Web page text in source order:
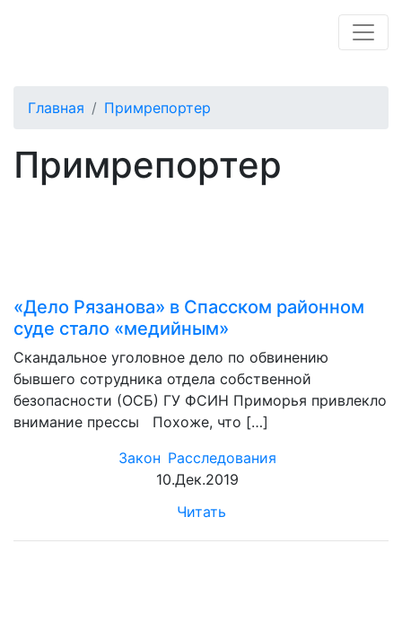
Главная Примрепортер
Примрепортер
«Дело Рязанова» в Спасском районном
суде стало «медийным»
Скандальное уголовное дело по обвинению
бывшего сотрудника отдела собственной
безопасности (ОСБ) ГУ ФСИН Приморья привлекло
внимание прессы Похоже, что […]
Закон Расследования
10.Дек.2019
Читать